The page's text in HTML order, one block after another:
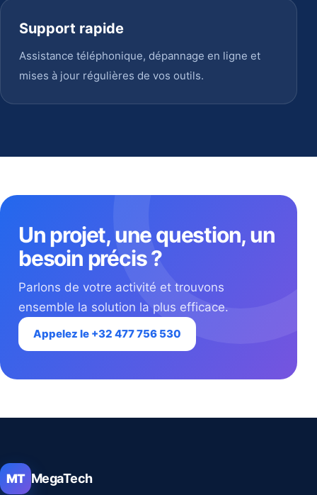
Support rapide
Assistance téléphonique, dépannage en ligne et
mises à jour régulières de vos outils.
Un projet, une question, un
besoin précis ?
Parlons de votre activité et trouvons
ensemble la solution la plus efficace.
Appelez le +32 477 756 530
MT MegaTech